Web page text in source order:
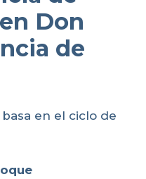
Don
de
en el ciclo de